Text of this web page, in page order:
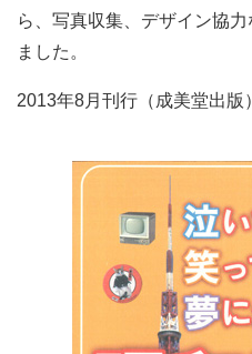
ら、写真収集、デザイン協
ました。
2013年8月刊行（成美堂出版）